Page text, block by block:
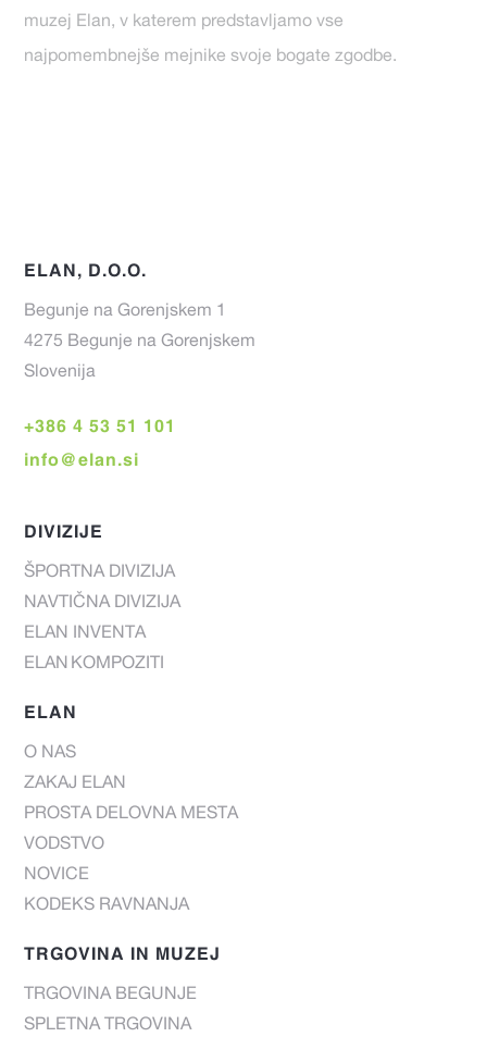
muzej Elan, v katerem predstavljamo vse
najpomembnejše mejnike svoje bogate zgodbe.
ELAN, D.O.O.
Begunje na Gorenjskem 1
4275 Begunje na Gorenjskem
Slovenija
+386 4 53 51 101
info@elan.si
DIVIZIJE
ŠPORTNA DIVIZIJA
NAVTIČNA DIVIZIJA
ELAN INVENTA
ELAN KOMPOZITI
ELAN
O NAS
ZAKAJ ELAN
PROSTA DELOVNA MESTA
VODSTVO
NOVICE
KODEKS RAVNANJA
TRGOVINA IN MUZEJ
TRGOVINA BEGUNJE
SPLETNA TRGOVINA